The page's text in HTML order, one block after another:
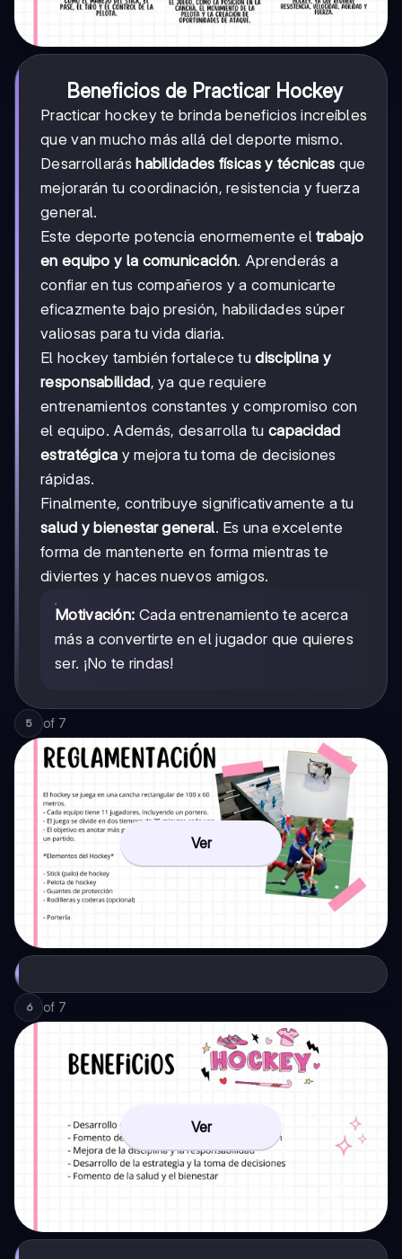
Beneficios de Practicar Hockey
Practicar hockey te brinda beneficios increíbles
que van mucho más allá del deporte mismo.
Desarrollaráshabilidades físicas y técnicas que
mejorarán tu coordinación, resistencia y fuerza
general.
Este deporte potencia enormemente eltrabajo
en equipo y la comunicación. Aprenderás a
confiar en tus compañeros y a comunicarte
eficazmente bajo presión, habilidades súper
valiosas para tu vida diaria.
El hockey también fortalece tudisciplina y
responsabilidad, ya que requiere
entrenamientos constantes y compromiso con
el equipo. Además, desarrolla tu capacidad
estratégica y mejora tu toma de decisiones
rápidas.
Finalmente, contribuye significativamente a tu
salud y bienestar general. Es una excelente
forma de mantenerte en forma mientras te
diviertes y haces nuevos amigos.
Motivación: Cada entrenamiento te acerca
más a convertirte en el jugador que quieres
ser. ¡No te rindas!
5 of 7
Ver
6 of 7
Ver